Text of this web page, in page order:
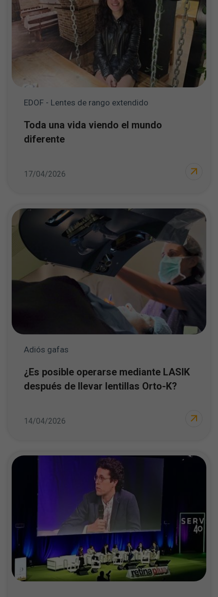
EDOF - Lentes de rango extendido
Toda una vida viendo el mundo
diferente
17/04/2026
Adiós gafas
¿Es posible operarse mediante LASIK
después de llevar lentillas Orto-K?
14/04/2026